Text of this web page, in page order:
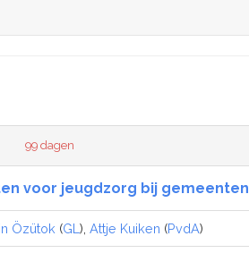
99 dagen
voor jeugdzorg bij gemeenten
Özütok (GL ), Attje Kuiken (PvdA)